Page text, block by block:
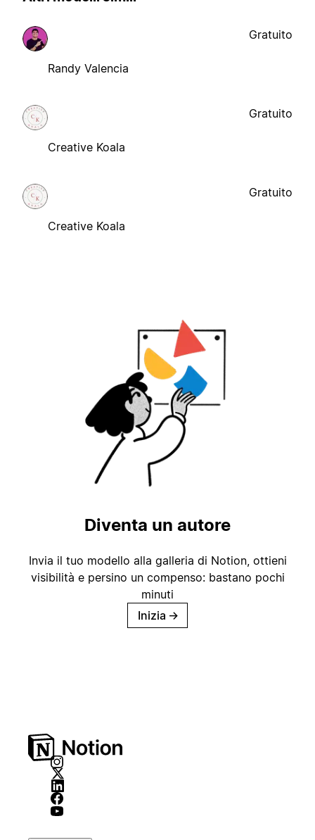
Randy Valencia
Gratuito
Creative Koala
Gratuito
Creative Koala
Gratuito
Diventa un autore
Invia il tuo modello alla galleria di Notion, ottieni
visibilità e persino un compenso: bastano pochi
minuti
Inizia →